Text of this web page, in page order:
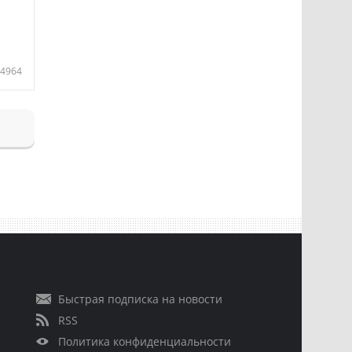
4964
Быстрая подписка на новости
RSS
Политика конфиденциальности